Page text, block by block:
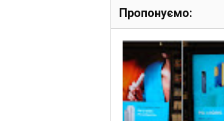
Пропонуємо: